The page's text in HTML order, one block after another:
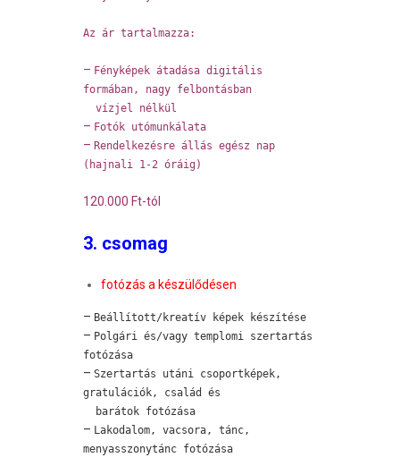
Az ár tartalmazza:
– Fényképek átadása digitális
formában, nagy felbontásban
vízjel nélkül
– Fotók utómunkálata
–Rendelkezésre állás egész nap
(hajnali 1-2 óráig)
120.000 Ft-tól
3. csomag
fotózás a készülődésen
– Beállított/kreatív képek készítése
– Polgári és/vagy templomi szertartás
fotózása
–Szertartás utáni csoportképek,
gratulációk, család és
barátok fotózása
– Lakodalom, vacsora, tánc,
menyasszonytánc fotózása